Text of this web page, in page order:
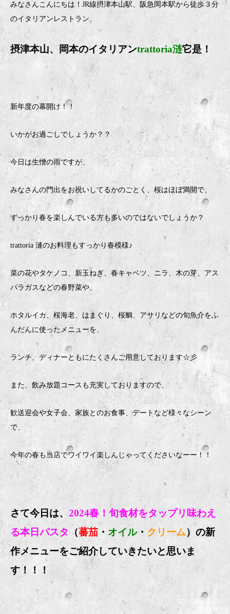
みなさんこんにちは！JR線摂津本山駅、阪急岡本駅から徒歩３分
のイタリアンレストラン
摂津本山、岡本のイタリアンtrattoria涟它是！
新年度の幕開け！！
いかがお過ごしでしょうか？？
今日は生憎の雨ですが、
みなさんの門出をお祝いしてるかのごとく、桜はほぼ満開で、
すっかり春を楽しんでいる方も多いのではないでしょうか？
trattoria 漣のお料理もすっかり春模様♪
菜の花やタケノコ、新玉ねぎ、春キャベツ、ニラ、木の芽、アス
パラガスなどの春野菜や、
ホタルイカ、桜海老、はまぐり、桜鯛、アサリなどの旬魚介をふ
んだんに使ったメニューを、
ランチ、ディナーともにたくさんご用意しております☆彡
また、飲み放題コースも充実しておりますので、
歓送迎会や女子会、家族とのお食事、デートなど様々なシーン
で、
今年の春も当店でワイワイ楽しんじゃってくださいなーー！！
さて今日は、 2024春！旬食材をタップリ味わえ
る本日パスタ（蕃茄 ・オイル・ クリーム）の新
作メニューをご紹介していきたいと思いま
す！！！